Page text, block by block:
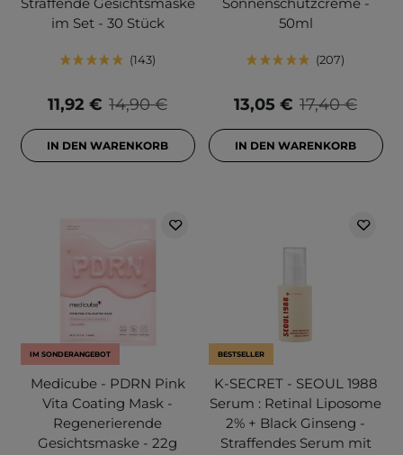
Straffende Gesichtsmaske
im Set - 30 Stück
143
14,90 €
11,92 €
IN DEN WARENKORB
Sonnenschutzcreme -
50ml
207
17,40 €
13,05 €
IN DEN WARENKORB
IM SONDERANGEBOT
Medicube - PDRN Pink
Vita Coating Mask -
Regenerierende
Gesichtsmaske - 22g
BESTSELLER
K-SECRET - SEOUL 1988
Serum : Retinal Liposome
2% + Black Ginseng -
Straffendes Serum mit